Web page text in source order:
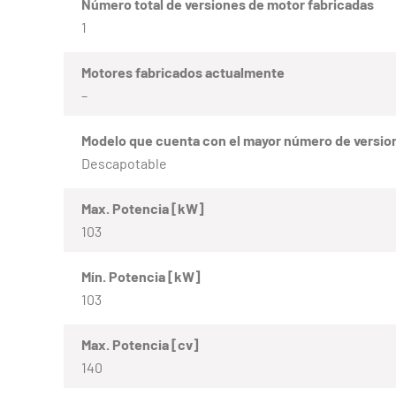
Número total de versiones de motor fabricadas
1
Motores fabricados actualmente
–
Modelo que cuenta con el mayor número de
Descapotable
Max. Potencia [kW]
103
Mín. Potencia [kW]
103
Max. Potencia [cv]
140